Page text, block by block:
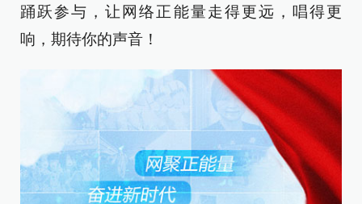
踊跃参与，让网络正能量走得更远，唱得更
响，期待你的声音！